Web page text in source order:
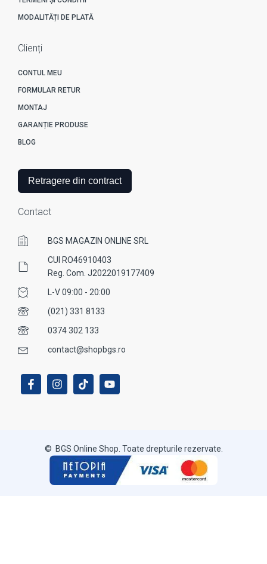
MODALITĂȚI DE PLATĂ
Clienți
CONTUL MEU
FORMULAR RETUR
MONTAJ
GARANȚIE PRODUSE
BLOG
Retragere din contract
Contact
BGS MAGAZIN ONLINE SRL
CUI RO46910403
Reg. Com. J2022019177409
L-V 09:00 - 20:00
(021) 331 8133
0374 302 133
contact@shopbgs.ro
© BGS Online Shop. Toate drepturile rezervate.